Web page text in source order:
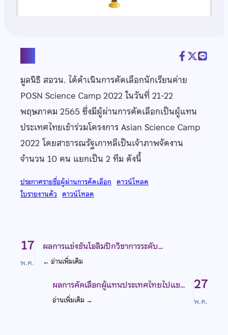
มูลนิธิ สอวน. ได้ดำเนินการคัดเลือกนักเรียนค่าย
POSN Science Camp 2022 ในวันที่ 21-22
พฤษภาคม 2565 ซึ่งมีผู้ผ่านการคัดเลือกเป็นผู้แทน
ประเทศไทยเข้าร่วมโครงการ Asian Science Camp
2022 โดยสาธารณรัฐเกาหลีเป็นเจ้าภาพจัดงาน
จำนวน 10 คน แยกเป็น 2 ทีม ดังนี้
ประกาศรายชื่อผู้ผ่านการคัดเลือก ดาวน์โหลด
ใบรายงานตัว ดาวน์โหลด
17
พ.ค.
ผลการแข่งขันโอลิมปิกวิชาการระดับ…
← อ่านเพิ่มเติม
27
พ.ค.
ผลการคัดเลือกผู้แทนประเทศไทยไปแข…
อ่านเพิ่มเติม →